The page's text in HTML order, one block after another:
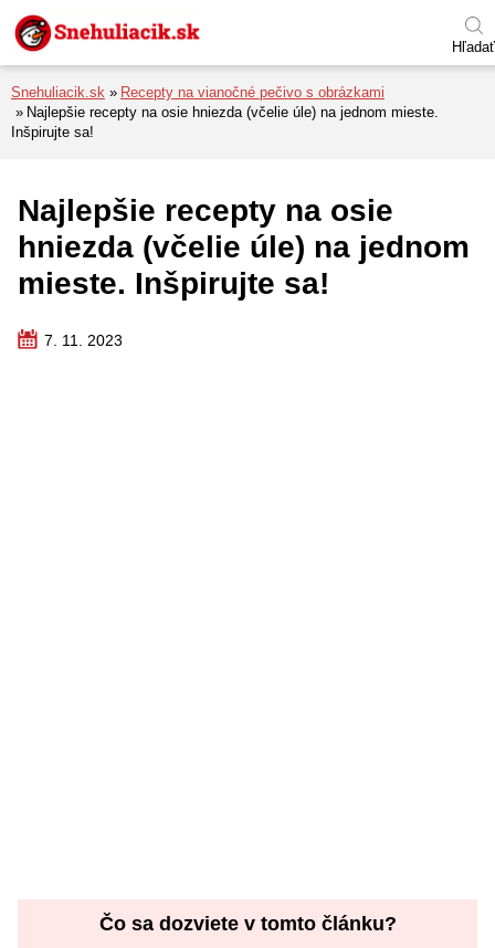
Preskočiť na menu
Preskočiť na obsah
Preskočiť na pätu
Hľadať
Snehuliacik.sk
Recepty na vianočné pečivo s obrázkami
Najlepšie recepty na osie hniezda (včelie úle) na jednom mieste.
Inšpirujte sa!
Najlepšie recepty na osie
hniezda (včelie úle) na jednom
mieste. Inšpirujte sa!
7. 11. 2023
Čo sa dozviete v tomto článku?